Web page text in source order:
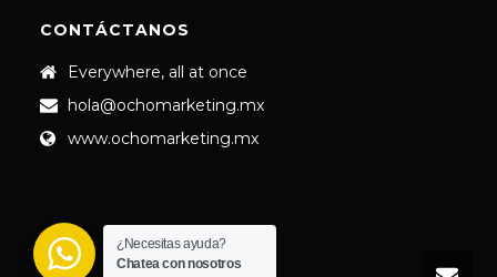
CONTÁCTANOS
Everywhere, all at once
hola@ochomarketing.mx
www.ochomarketing.mx
¿Necesitas ayuda?
Chatea con nosotros